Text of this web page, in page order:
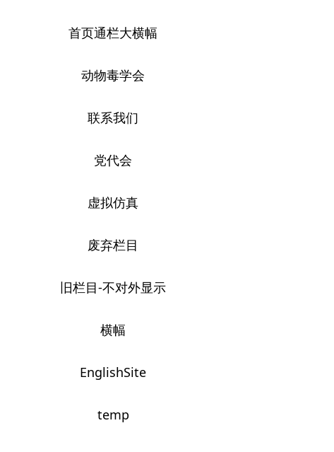
首页通栏大横幅
动物毒学会
联系我们
党代会
虚拟仿真
废弃栏目
旧栏目-不对外显示
横幅
EnglishSite
temp